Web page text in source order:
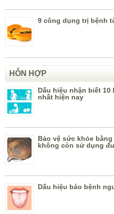
9 công dụng trị bệnh
HỖN HỢP
Dấu hiệu nhận biết
nhất hiện nay
Bảo vệ sức khỏe
không còn sử dụng
Dấu hiệu báo bệnh